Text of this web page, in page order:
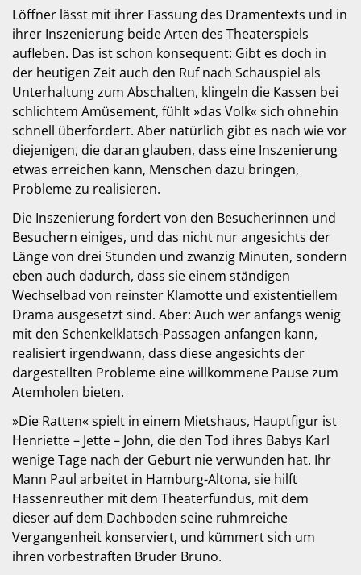
Löffner lässt mit ihrer Fassung des Dramentexts und in
ihrer Inszenierung beide Arten des Theaterspiels
aufleben. Das ist schon konsequent: Gibt es doch in
der heutigen Zeit auch den Ruf nach Schauspiel als
Unterhaltung zum Abschalten, klingeln die Kassen bei
schlichtem Amüsement, fühlt »das Volk« sich ohnehin
schnell überfordert. Aber natürlich gibt es nach wie vor
diejenigen, die daran glauben, dass eine Inszenierung
etwas erreichen kann, Menschen dazu bringen,
Probleme zu realisieren.
Die Inszenierung fordert von den Besucherinnen und
Besuchern einiges, und das nicht nur angesichts der
Länge von drei Stunden und zwanzig Minuten, sondern
eben auch dadurch, dass sie einem ständigen
Wechselbad von reinster Klamotte und existentiellem
Drama ausgesetzt sind. Aber: Auch wer anfangs wenig
mit den Schenkelklatsch-Passagen anfangen kann,
realisiert irgendwann, dass diese angesichts der
dargestellten Probleme eine willkommene Pause zum
Atemholen bieten.
»Die Ratten« spielt in einem Mietshaus, Hauptfigur ist
Henriette – Jette – John, die den Tod ihres Babys Karl
wenige Tage nach der Geburt nie verwunden hat. Ihr
Mann Paul arbeitet in Hamburg-Altona, sie hilft
Hassenreuther mit dem Theaterfundus, mit dem
dieser auf dem Dachboden seine ruhmreiche
Vergangenheit konserviert, und kümmert sich um
ihren vorbestraften Bruder Bruno.